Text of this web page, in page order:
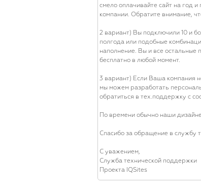
смело оплачивайте сайт на год
компании. Обратите внимание,
2 вариант) Вы подключили 10 и
полгода или подобные
наполнение. Вы и все остальные
бесплатно в любой момент.
3 вариант) Если Ваша компания
мы можем разработать
обратиться в тех.поддержку с
По времени обычно наши
Спасибо за обращение в службу
С уважением,
Служба технической поддержки
Проекта IQSites